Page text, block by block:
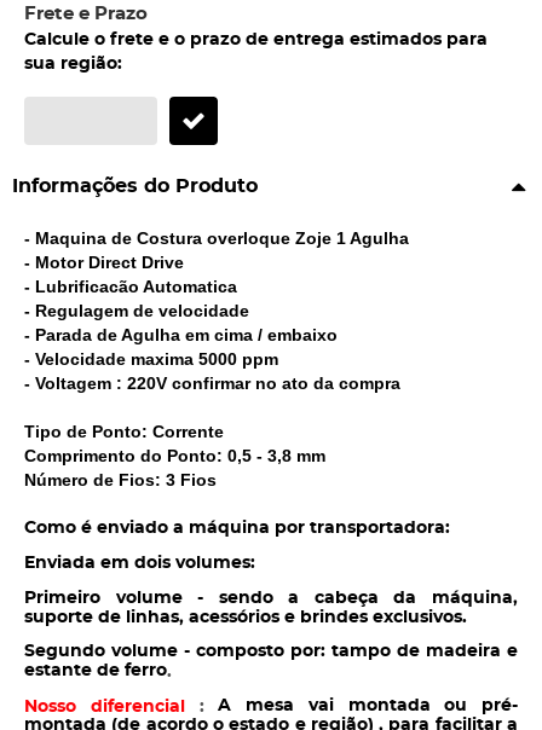
Frete e Prazo
Calcule o frete e o prazo de entrega estimados para
sua região:
Informações do Produto
- Maquina de Costura overloque Zoje 1 Agulha
- Motor Direct Drive
- Lubrificacão Automatica
- Regulagem de velocidade
- Parada de Agulha em cima / embaixo
- Velocidade maxima 5000 ppm
- Voltagem : 220V confirmar no ato da compra
Tipo de Ponto: Corrente
Comprimento do Ponto: 0,5 - 3,8 mm
Número de Fios: 3 Fios
Como é enviado a máquina por transportadora:
Enviada em dois volumes:
Primeiro volume - sendo a cabeça da máquina,
suporte de linhas, acessórios e brindes exclusivos.
Segundo volume - composto por: tampo de madeira e
estante de ferro.
Nosso diferencial :A mesa vai montada ou pré-
montada (de acordo o estado e região) , para facilitar a